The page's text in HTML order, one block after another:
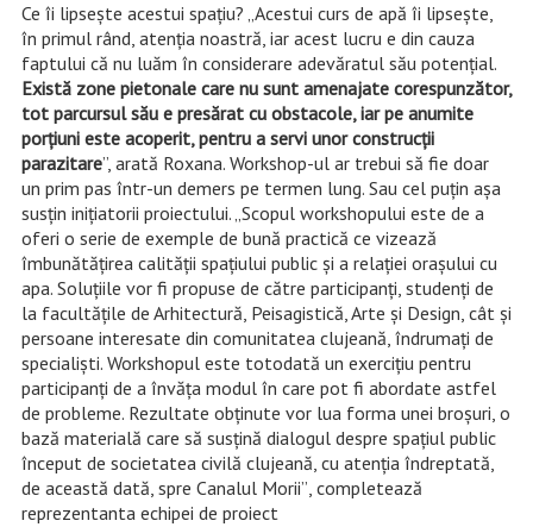
Ce îi lipsește acestui spațiu? „Acestui curs de apă îi lipsește,
în primul rând, atenția noastră, iar acest lucru e din cauza
faptului că nu luăm în considerare adevăratul său potențial.
Există zone pietonale care nu sunt amenajate corespunzător,
tot parcursul său e presărat cu obstacole, iar pe anumite
porțiuni este acoperit, pentru a servi unor construcții
parazitare”, arată Roxana. Workshop-ul ar trebui să fie doar
un prim pas într-un demers pe termen lung. Sau cel puțin așa
susțin inițiatorii proiectului. „Scopul workshopului este de a
oferi o serie de exemple de bună practică ce vizează
îmbunătățirea calității spațiului public și a relației orașului cu
apa. Soluțiile vor fi propuse de către participanți, studenți de
la facultățile de Arhitectură, Peisagistică, Arte și Design, cât și
persoane interesate din comunitatea clujeană, îndrumați de
specialiști. Workshopul este totodată un exercițiu pentru
participanți de a învăța modul în care pot fi abordate astfel
de probleme. Rezultate obținute vor lua forma unei broșuri, o
bază materială care să susțină dialogul despre spațiul public
început de societatea civilă clujeană, cu atenția îndreptată,
de această dată, spre Canalul Morii”, completează
reprezentanta echipei de proiect